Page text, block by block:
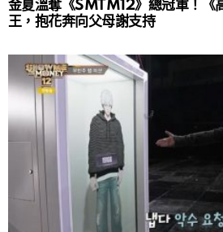
金夏溫奪《SMTM12》總冠軍！
王，抱花奔向父母謝支持